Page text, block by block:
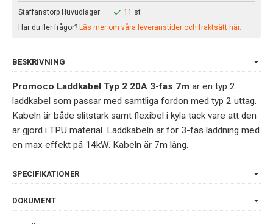
Staffanstorp Huvudlager:
11 st
Har du fler frågor? Läs mer om våra leveranstider och fraktsätt här.
BESKRIVNING
Promoco Laddkabel Typ 2 20A 3-fas 7m är en typ 2
laddkabel som passar med samtliga fordon med typ 2 uttag.
Kabeln är både slitstark samt flexibel i kyla tack vare att den
är gjord i TPU material. Laddkabeln är för 3-fas laddning med
en max effekt på 14kW. Kabeln är 7m lång.
SPECIFIKATIONER
DOKUMENT